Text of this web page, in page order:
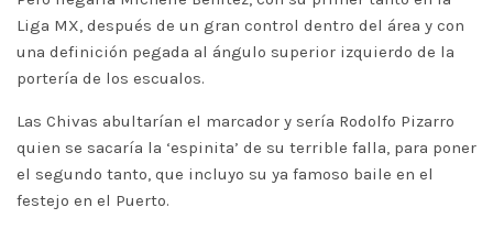
Liga MX, después de un gran control dentro del área y con
una definición pegada al ángulo superior izquierdo de la
portería de los escualos.
Las Chivas abultarían el marcador y sería Rodolfo Pizarro
quien se sacaría la ‘espinita’ de su terrible falla, para poner
el segundo tanto, que incluyo su ya famoso baile en el
festejo en el Puerto.